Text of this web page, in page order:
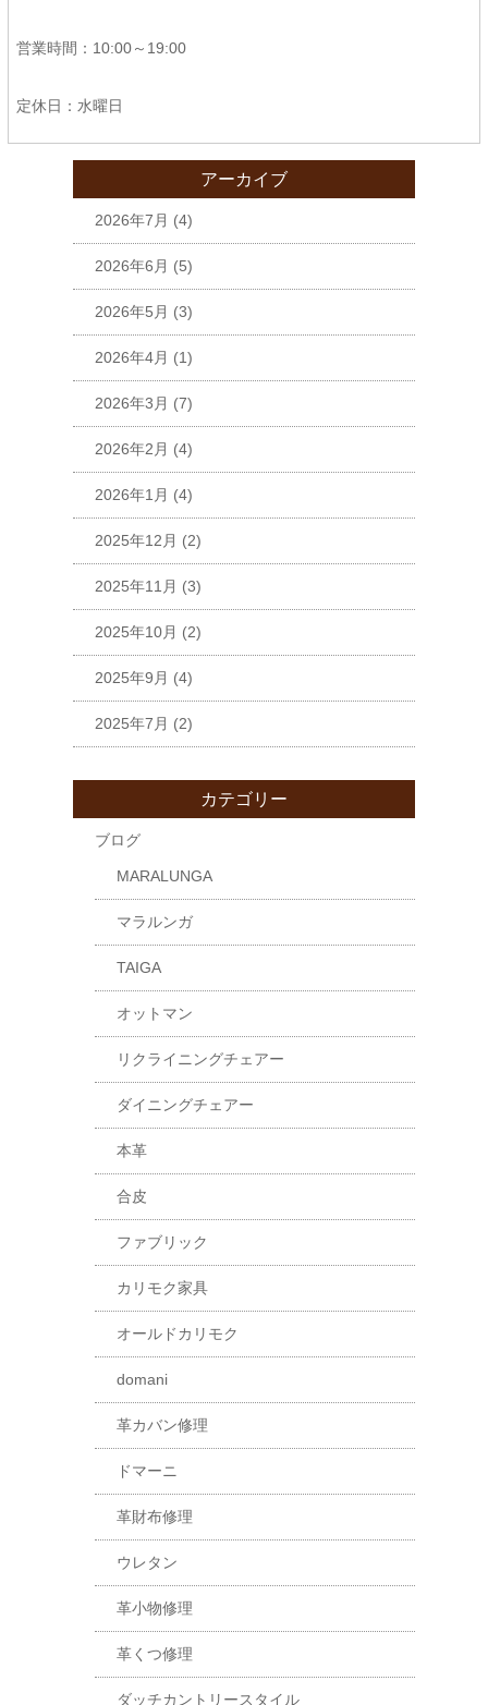
営業時間：10:00～19:00
定休日：水曜日
アーカイブ
2026年7月 (4)
2026年6月 (5)
2026年5月 (3)
2026年4月 (1)
2026年3月 (7)
2026年2月 (4)
2026年1月 (4)
2025年12月 (2)
2025年11月 (3)
2025年10月 (2)
2025年9月 (4)
2025年7月 (2)
カテゴリー
ブログ
MARALUNGA
マラルンガ
TAIGA
オットマン
リクライニングチェアー
ダイニングチェアー
本革
合皮
ファブリック
カリモク家具
オールドカリモク
domani
革カバン修理
ドマーニ
革財布修理
ウレタン
革小物修理
革くつ修理
ダッチカントリースタイル